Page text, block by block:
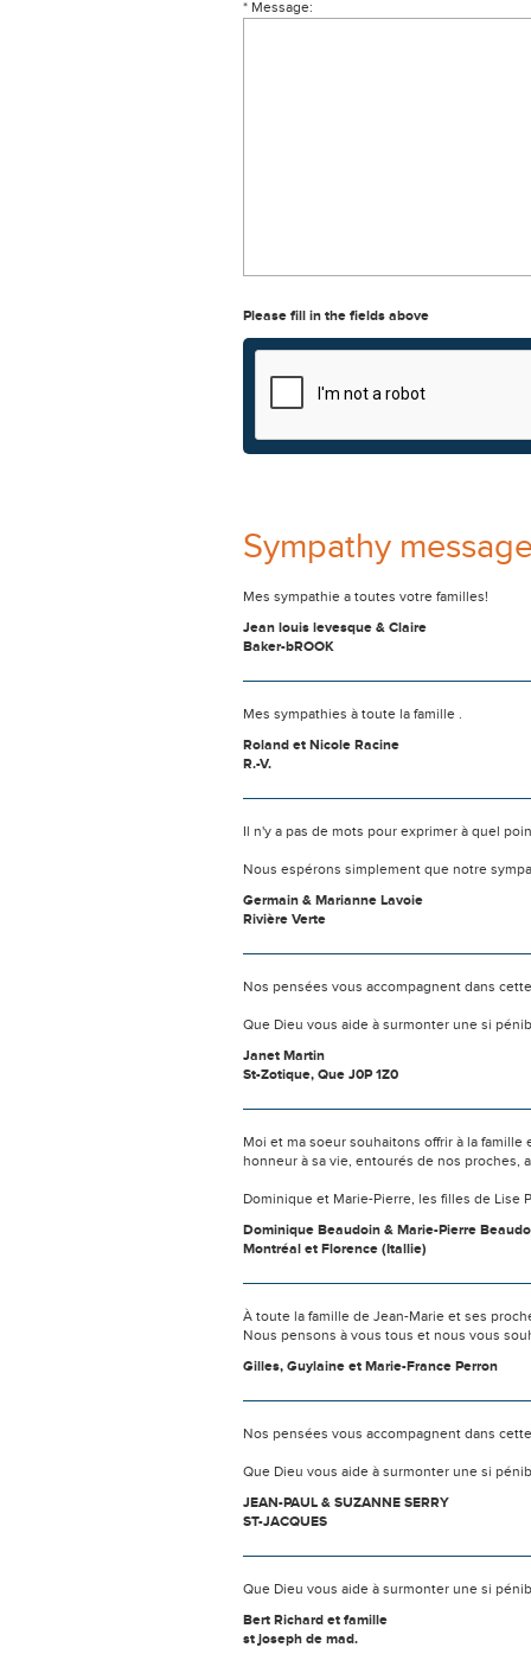
* Message:
Please fill in the fields above
Sympathy
Mes sympathie a toutes votre familles!
Jean louis levesque & Claire
Baker-bROOK
Mes sympathies à toute la famille .
Roland et Nicole Racine
R.-V.
Il n'y a pas de mots pour exprimer à quel
Nous espérons simplement que notre
Germain & Marianne Lavoie
Rivière Verte
Nos pensées vous accompagnent dans
Que Dieu vous aide à surmonter une si
Janet Martin
St-Zotique, Que J0P 1Z0
Moi et ma soeur souhaitons offrir à la
honneur à sa vie, entourés de nos proches,
Dominique et Marie-Pierre, les filles de Lise
Dominique Beaudoin & Marie-Pierre
Montréal et Florence (Itallie)
À toute la famille de Jean-Marie et ses
Nous pensons à vous tous et nous vous
Gilles, Guylaine et Marie-France Perron
Nos pensées vous accompagnent dans
Que Dieu vous aide à surmonter une si
JEAN-PAUL & SUZANNE SERRY
ST-JACQUES
Que Dieu vous aide à surmonter une si
Bert Richard et famille
st joseph de mad.